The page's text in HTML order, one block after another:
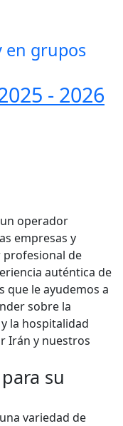
en grupos
- 2026
operador
empresas y
profesional de
auténtica de
que le ayudemos a
sobre la
la hospitalidad
Irán y nuestros
su
variedad de